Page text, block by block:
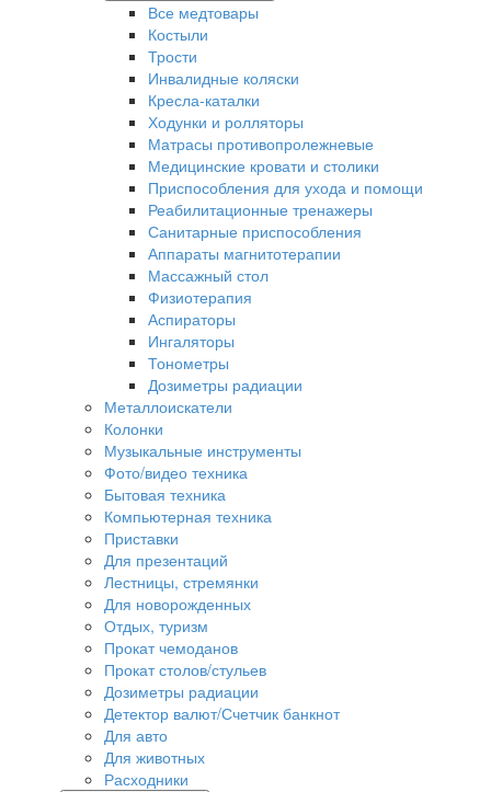
Все медтовары
Костыли
Трости
Инвалидные коляски
Кресла-каталки
Ходунки и ролляторы
Матрасы противопролежневые
Медицинские кровати и столики
Приспособления для ухода и помощи
Реабилитационные тренажеры
Санитарные приспособления
Аппараты магнитотерапии
Массажный стол
Физиотерапия
Аспираторы
Ингаляторы
Тонометры
Дозиметры радиации
Металлоискатели
Колонки
Музыкальные инструменты
Фото/видео техника
Бытовая техника
Компьютерная техника
Приставки
Для презентаций
Лестницы, стремянки
Для новорожденных
Отдых, туризм
Прокат чемоданов
Прокат столов/стульев
Дозиметры радиации
Детектор валют/Счетчик банкнот
Для авто
Для животных
Расходники